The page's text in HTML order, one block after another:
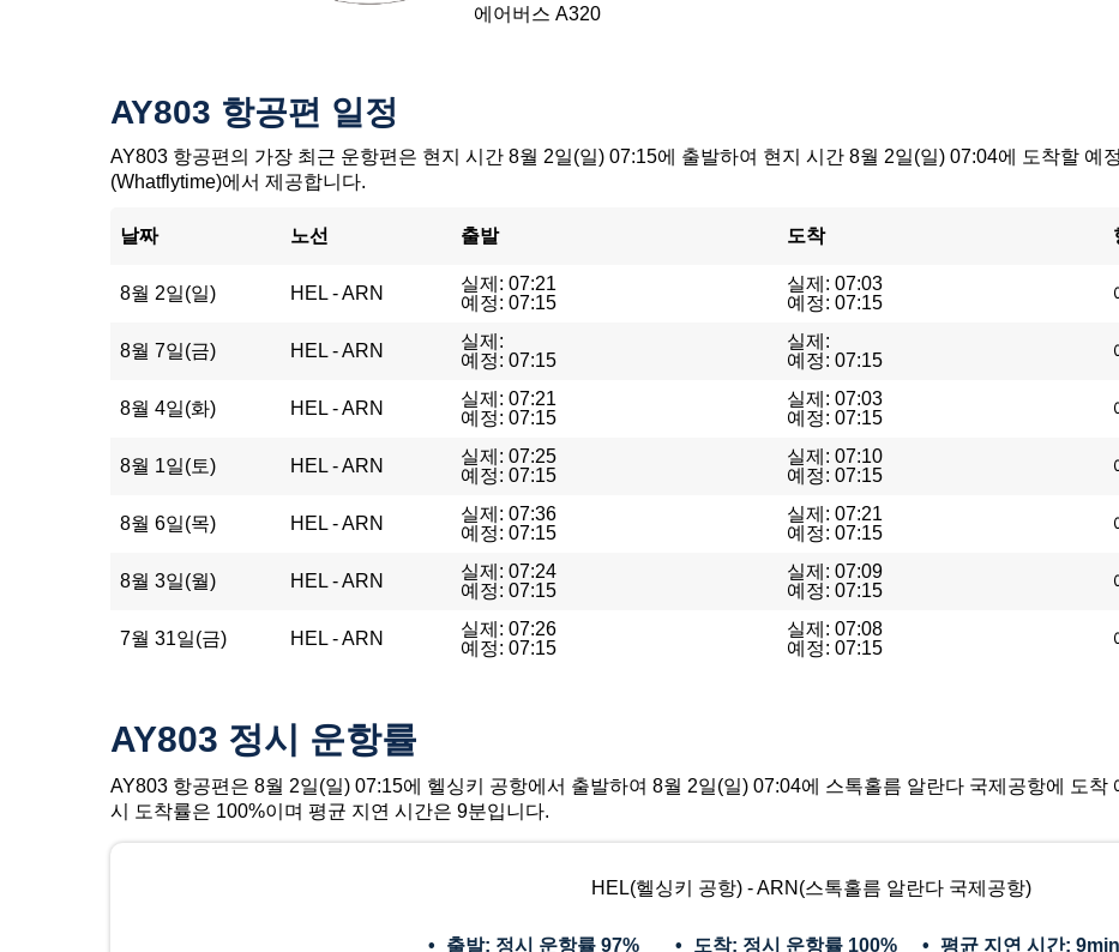
에어버스 A320
AY803 항공편 일정
AY803 항공편의 가장 최근 운항편은 현지 시간 8월 2일(일) 07:15에 출발하여 현지 시간 8월 2일(일) 07:04에 도착할 예
(Whatflytime)에서 제공합니다.
날짜 노선 출발 도착
8월 2일(일) HEL - ARN
실제: 07:21
예정: 07:15
실제: 07:03
예정: 07:15
8월 7일(금) HEL - ARN
실제:
예정: 07:15
실제:
예정: 07:15
8월 4일(화) HEL - ARN
실제: 07:21
예정: 07:15
실제: 07:03
예정: 07:15
8월 1일(토) HEL - ARN
실제: 07:25
예정: 07:15
실제: 07:10
예정: 07:15
8월 6일(목) HEL - ARN
실제: 07:36
예정: 07:15
실제: 07:21
예정: 07:15
8월 3일(월) HEL - ARN
실제: 07:24
예정: 07:15
실제: 07:09
예정: 07:15
7월 31일(금) HEL - ARN
실제: 07:26
예정: 07:15
실제: 07:08
예정: 07:15
AY803 정시 운항률
AY803 항공편은 8월 2일(일) 07:15에 헬싱키 공항에서 출발하여 8월 2일(일) 07:04에 스톡홀름 알란다 국제공항에 도착
시 도착률은 100%이며 평균 지연 시간은 9분입니다.
HEL(헬싱키 공항) - ARN(스톡홀름 알란다 국제공항)
출발: 정시 운항률 97% 도착: 정시 운항률 100% 평균 지연 시간: 9min